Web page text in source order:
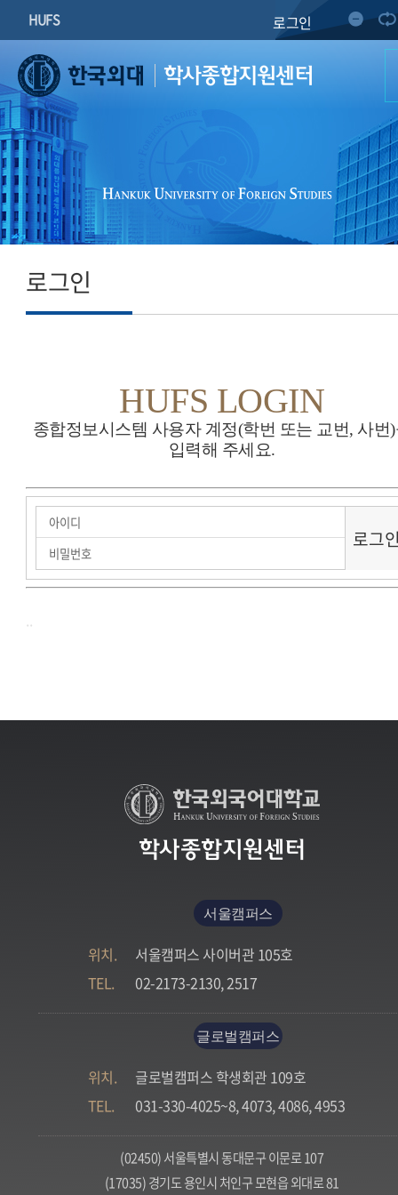
HUFS 로그인
학사종합지원센터
로그인
HUFS LOGIN
종합정보시스템 사용자 계정(학번 또는 교번, 사번
입력해 주세요.
..
학사종합지원센터
서울캠퍼스
위치.
서울캠퍼스 사이버관 105호
TEL.
02-2173-2130, 2517
글로벌캠퍼스
위치.
글로벌캠퍼스 학생회관 109호
TEL.
031-330-4025~8, 4073, 4086, 4953
(02450) 서울특별시 동대문구 이문로 107
(17035) 경기도 용인시 처인구 모현읍 외대로 81